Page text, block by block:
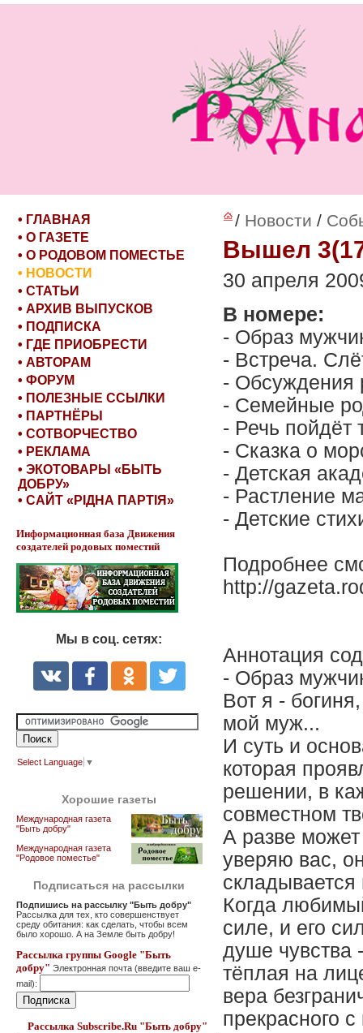
• ГЛАВНАЯ
• О ГАЗЕТЕ
• О РОДОВОМ ПОМЕСТЬЕ
• НОВОСТИ
• СТАТЬИ
• АРХИВ ВЫПУСКОВ
• ПОДПИСКА
• ГДЕ ПРИОБРЕСТИ
• АВТОРАМ
• ФОРУМ
• ПОЛЕЗНЫЕ ССЫЛКИ
• ПАРТНЁРЫ
• СОТВОРЧЕСТВО
• РЕКЛАМА
• ЭКОТОВАРЫ «БЫТЬ
ДОБРУ»
• САЙТ «РІДНА ПАРТІЯ»
Информационная база Движения
создателей родовых поместий
Мы в соц. сетях:
Select Language ▼
Хорошие газеты
Международная газета
"Быть добру"
Международная газета
"Родовое поместье"
Подписаться на рассылки
Подпишись на рассылку "Быть добру"
Рассылка для тех, кто совершенствует
среду обитания: как сделать, чтобы всем
было хорошо. А на Земле быть добру!
Рассылка группы Google "Быть
добру" Электронная почта (введите ваш e-
mail):
Рассылка Subscribe.Ru "Быть добру"
/ Новости /
Вышел
30 апреля
В номере:
- Образ
- Встреча.
-
- Семейные
- Речь пойдёт
- Сказка о
- Детская
- Растление
- Детские
Подробнее
http://
Аннотация
- Образ
Вот я -
мой муж...
И суть и
которая
решении, в
совместном
А разве
уверяю вас,
складывается
Когда
силе, и его
душе чувства
тёплая на
вера
прекрасного